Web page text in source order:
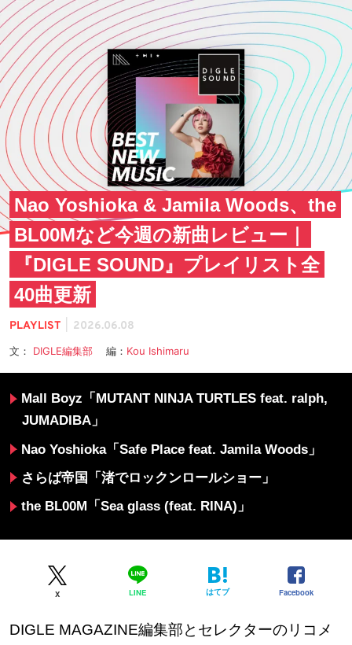
Nao Yoshioka & Jamila Woods、the
BL00Mなど今週の新曲レビュー｜
『DIGLE SOUND』プレイリスト全
40曲更新
PLAYLIST 2026.06.08
文： DIGLE編集部 編： Kou Ishimaru
Mall Boyz「MUTANT NINJA TURTLES feat. ralph,
JUMADIBA」
Nao Yoshioka「Safe Place feat. Jamila Woods」
さらば帝国「渚でロックンロールショー」
the BL00M「Sea glass (feat. RINA)」
X LINE はてブ Facebook
DIGLE MAGAZINE編集部とセレクターのリコメ